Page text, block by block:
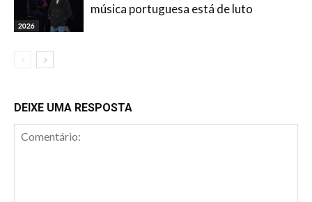
2026
música portuguesa está de luto
DEIXE UMA RESPOSTA